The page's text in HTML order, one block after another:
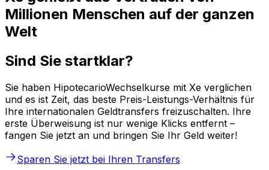
Millionen Menschen auf der ganzen
Welt
Sind Sie startklar?
Sie haben HipotecarioWechselkurse mit Xe verglichen
und es ist Zeit, das beste Preis-Leistungs-Verhältnis für
Ihre internationalen Geldtransfers freizuschalten. Ihre
erste Überweisung ist nur wenige Klicks entfernt –
fangen Sie jetzt an und bringen Sie Ihr Geld weiter!
Sparen Sie jetzt bei Ihren Transfers